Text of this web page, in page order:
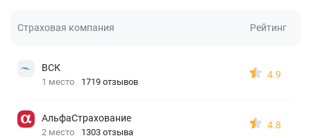
Страховая компания Рейтинг
ВСК
1 место 1719 отзывов
4.9
АльфаСтрахование
2 место 1303 отзыва
4.8